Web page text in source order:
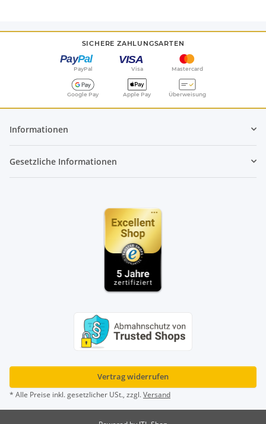
SICHERE ZAHLUNGSARTEN
PayPal Visa Mastercard
Google Pay Apple Pay Überweisung
Informationen
Gesetzliche Informationen
Vertrag widerrufen
* Alle Preise inkl. gesetzlicher USt., zzgl.Versand